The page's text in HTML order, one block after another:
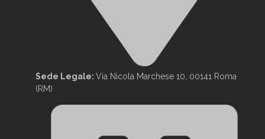
Sede Legale: Via Nicola Marchese 10, 00141 Roma
(RM)